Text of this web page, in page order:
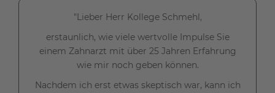
"Lieber Herr Kollege Schmehl,
erstaunlich, wie viele wertvolle Impulse Sie
einem Zahnarzt mit über 25 Jahren Erfahrung
wie mir noch geben können.
Nachdem ich erst etwas skeptisch war, kann ich